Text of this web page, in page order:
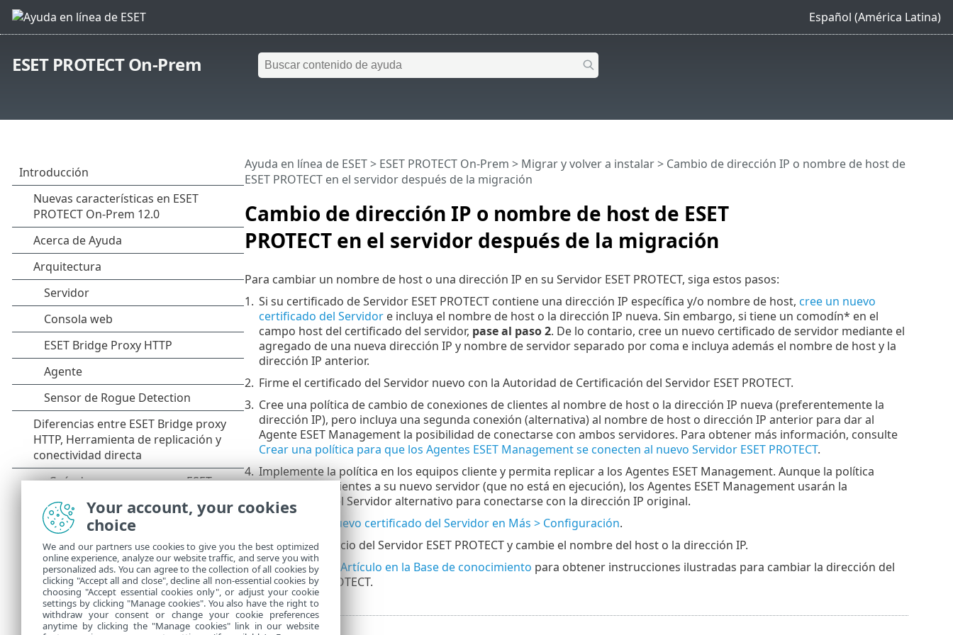
Español (América Latina)
ESET PROTECT On-Prem
Cambio de dirección IP o nombre de host de ESET
PROTECT en el servidor después de la migración
Ayuda en línea de ESET> ESET PROTECT On-Prem > Migrar y volver a instalar> Cambio de dirección IP o nombre de host de
ESET PROTECT en el servidor después de la migración
Para cambiar un nombre de host o una dirección IP en su Servidor ESET PROTECT, siga estos pasos:
1. Si su certificado de Servidor ESET PROTECT contiene una dirección IP específica y/o nombre de host, cree un nuevo
certificado del Servidore incluya el nombre de host o la dirección IP nueva. Sin embargo, si tiene un comodín* en el
campo host del certificado del servidor, pase al paso 2. De lo contario, cree un nuevo certificado de servidor mediante el
agregado de una nueva dirección IP y nombre de servidor separado por coma e incluya además el nombre de host y la
dirección IP anterior.
2. Firme el certificado del Servidor nuevo con la Autoridad de Certificación del Servidor ESET PROTECT.
3. Cree una política de cambio de conexiones de clientes al nombre de host o la dirección IP nueva (preferentemente la
dirección IP), pero incluya una segunda conexión (alternativa) al nombre de host o dirección IP anterior para dar al
Agente ESET Management la posibilidad de conectarse con ambos servidores. Para obtener más información, consulte
Crear una política para que los Agentes ESET Management se conecten al nuevo Servidor ESET PROTECT.
4. Implemente la política en los equipos cliente y permita replicar a los Agentes ESET Management. Aunque la política
redirigirá los clientes a su nuevo servidor (que no está en ejecución), los Agentes ESET Management usarán la
información del Servidor alternativo para conectarse con la dirección IP original.
nuevo certificado del Servidor en Más > Configuración.
6. Reinicie el servicio del Servidor ESET PROTECT y cambie el nombre del host o la dirección IP.
Consulte nuestro Artículo en la Base de conocimiento para obtener instrucciones ilustradas para cambiar la dirección del
Servidor ESET PROTECT.
Your account, your cookies
choice
We and our partners use cookies to give you the best optimized
online experience, analyze our website traffic, and serve you with
personalized ads. You can agree to the collection of all cookies by
clicking "Accept all and close", decline all non-essential cookies by
choosing "Accept essential cookies only", or adjust your cookie
settings by clicking "Manage cookies". You also have the right to
withdraw your consent or change your cookie preferences
anytime by clicking the "Manage cookies" link in our website